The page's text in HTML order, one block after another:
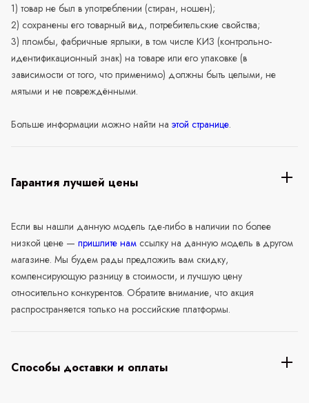
1) товар не был в употреблении (стиран, ношен);
2) сохранены его товарный вид, потребительские свойства;
3) пломбы, фабричные ярлыки, в том числе КИЗ (контрольно-
идентификационный знак) на товаре или его упаковке (в
зависимости от того, что применимо) должны быть целыми, не
мятыми и не повреждёнными.
Больше информации можно найти на этой странице.
Гарантия лучшей цены
Если вы нашли данную модель где-либо в наличии по более
низкой цене — пришлите нам ссылку на данную модель в другом
магазине. Мы будем рады предложить вам скидку,
компенсирующую разницу в стоимости, и лучшую цену
относительно конкурентов. Обратите внимание, что акция
распространяется только на российские платформы.
Способы доставки и оплаты